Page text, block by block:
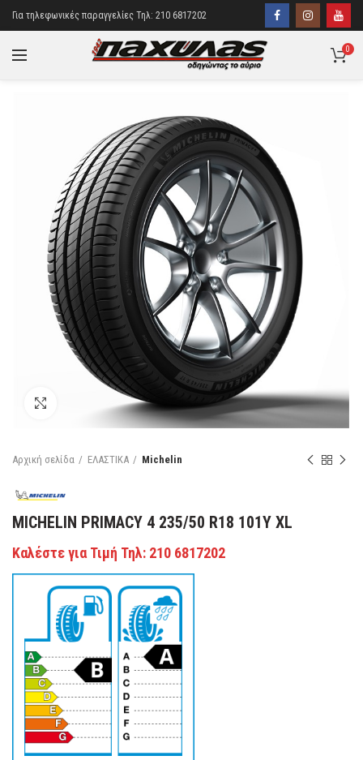
Για τηλεφωνικές παραγγελίες Τηλ: 210 6817202
0
Κάντε κλικ για μεγέθυνση
Αρχική σελίδα ΕΛΑΣΤΙΚΑ Michelin
MICHELIN PRIMACY 4 235/50 R18 101Y XL
Καλέστε για Τιμή Τηλ: 210 6817202